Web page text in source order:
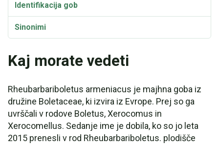
Identifikacija gob
Sinonimi
Kaj morate vedeti
Rheubarbariboletus armeniacus je majhna goba iz
družine Boletaceae, ki izvira iz Evrope. Prej so ga
uvrščali v rodove Boletus, Xerocomus in
Xerocomellus. Sedanje ime je dobila, ko so jo leta
2015 prenesli v rod Rheubarbariboletus. plodišče